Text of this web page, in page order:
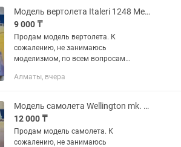
Модель вертолета Italeri 1248 Merlin HMA 1 1/72 сборная масштабная вертолет
9 000 ₸
Продам модель вертолета. К
сожалению, не занимаюсь
моделизмом, по всем вопросам
новая модель, не собранная, клей и
Производитель...
Алматы, вчера
Модель самолета Wellington mk. x 1/72 Italeri сборная масштабная самолет
12 000 ₸
Продам модель самолета. К
сожалению, не занимаюсь